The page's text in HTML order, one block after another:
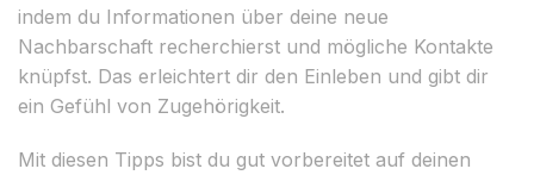
indem du Informationen über deine neue
Nachbarschaft recherchierst und mögliche Kontakte
knüpfst. Das erleichtert dir den Einleben und gibt dir
ein Gefühl von Zugehörigkeit.
Mit diesen Tipps bist du gut vorbereitet auf deinen